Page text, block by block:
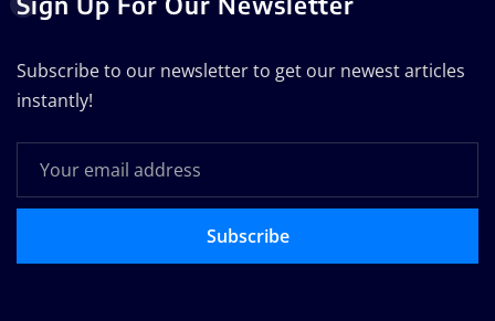
Subscribe to our newsletter to get our newest articles
instantly!
Subscribe